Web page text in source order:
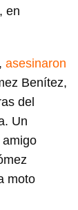
en
asesinaron
Benítez,
del
Un
moto